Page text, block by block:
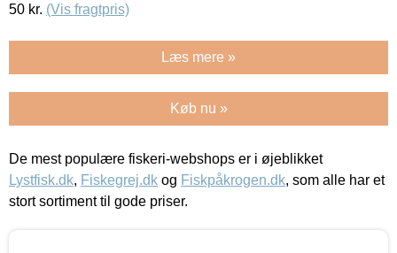
50 kr. (Vis fragtpris)
Læs mere »
Køb nu »
De mest populære fiskeri-webshops er i øjeblikket
Lystfisk.dk, Fiskegrej.dk og Fiskpåkrogen.dk, som alle har et
stort sortiment til gode priser.